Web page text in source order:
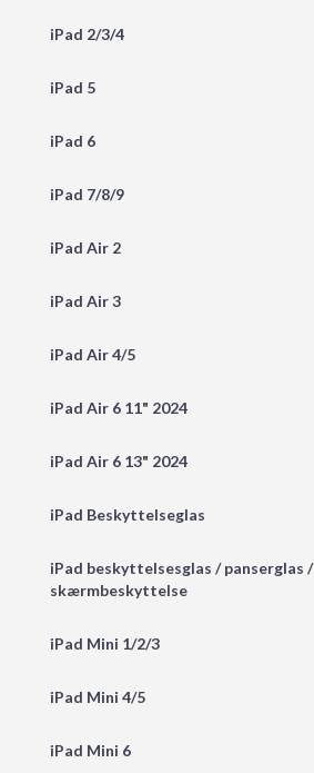
iPad 2/3/4
iPad 5
iPad 6
iPad 7/8/9
iPad Air 2
iPad Air 3
iPad Air 4/5
iPad Air 6 11" 2024
iPad Air 6 13" 2024
iPad Beskyttelseglas
iPad beskyttelsesglas / panserglas /
skærmbeskyttelse
iPad Mini 1/2/3
iPad Mini 4/5
iPad Mini 6